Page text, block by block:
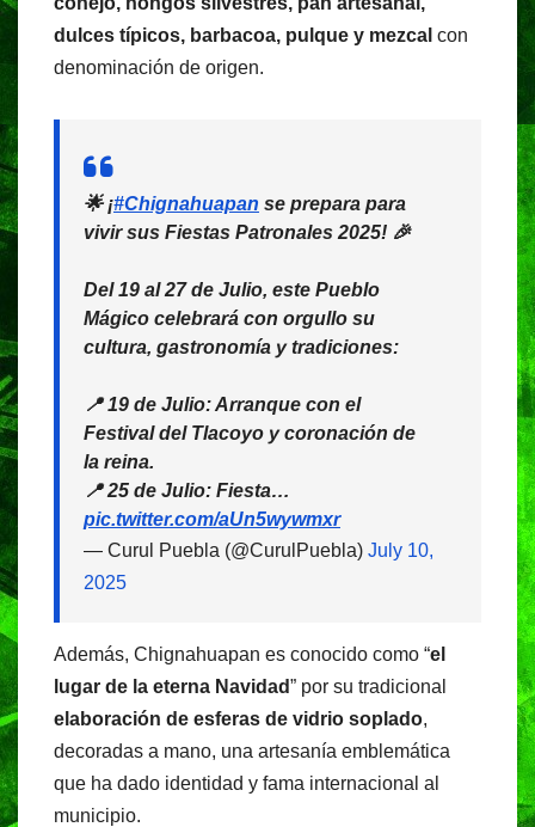
dulces típicos, barbacoa, pulque y mezcal con
denominación de origen.
🌟 ¡#Chignahuapan se prepara para
vivir sus Fiestas Patronales 2025! 🎉
Del 19 al 27 de Julio, este Pueblo
Mágico celebrará con orgullo su
cultura, gastronomía y tradiciones:
📍 19 de Julio: Arranque con el
Festival del Tlacoyo y coronación de
la reina.
📍 25 de Julio: Fiesta…
pic.twitter.com/aUn5wywmxr
— Curul Puebla (@CurulPuebla) July 10,
2025
Además, Chignahuapan es conocido como “el
lugar de la eterna Navidad” por su tradicional
elaboración de esferas de vidrio soplado,
decoradas a mano, una artesanía emblemática
que ha dado identidad y fama internacional al
municipio.